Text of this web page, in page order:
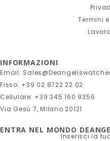
Termini
INFORMAZIONI
Email:
Fisso: +39 02 8722 22 02
Cellulare: +39 345 160 9356
Via Gesù 7, Milano 20121
ENTRA NEL MONDO
Inserisci la